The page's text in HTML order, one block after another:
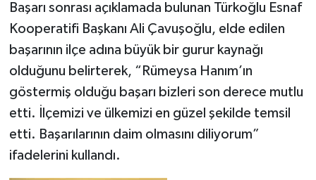
Başarı sonrası açıklamada bulunan Türkoğlu Esnaf
Kooperatifi Başkanı Ali Çavuşoğlu, elde edilen
başarının ilçe adına büyük bir gurur kaynağı
olduğunu belirterek, “Rümeysa Hanım’ın
göstermiş olduğu başarı bizleri son derece mutlu
etti. İlçemizi ve ülkemizi en güzel şekilde temsil
etti. Başarılarının daim olmasını diliyorum”
ifadelerini kullandı.
OTOMOTİV
TEKNOLOJİ
YAŞAM
KÜLTÜR SANAT